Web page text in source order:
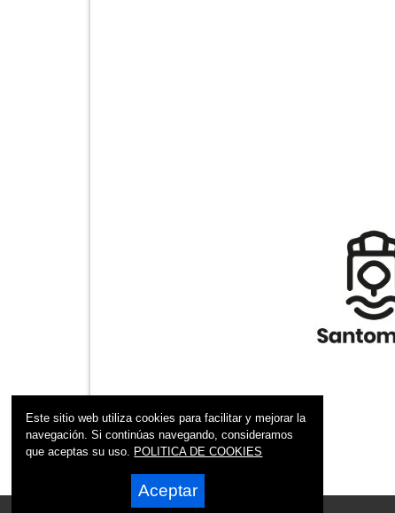
Este sitio web utiliza cookies para facilitar y mejorar la
navegación. Si continúas navegando, consideramos
que aceptas su uso. POLITICA DE COOKIES
Aceptar